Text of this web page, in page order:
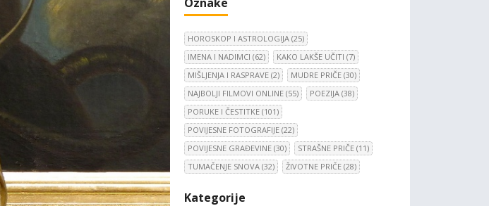
HOROSKOP I ASTROLOGIJA (25)
IMENA I NADIMCI (62) KAKO LAKŠE UČITI (7)
MIŠLJENJA I RASPRAVE (2) MUDRE PRIČE (30)
NAJBOLJI FILMOVI ONLINE (55) POEZIJA (38)
PORUKE I ČESTITKE (101)
POVIJESNE FOTOGRAFIJE (22)
POVIJESNE GRAĐEVINE (30) STRAŠNE PRIČE (11)
TUMAČENJE SNOVA (32) ŽIVOTNE PRIČE (28)
Kategorije